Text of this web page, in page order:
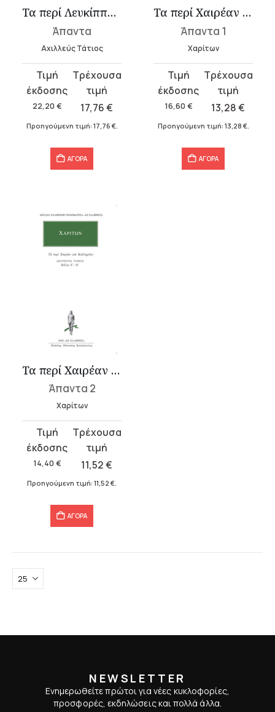
Τα περί Λευκίππην και Κλειτοφώντα
Άπαντα
Αχιλλεύς Τάτιος
22,20 €
Original
price
was:
22,20 €.
17,76€
τρέχουσα
τιμή
είναι:
Προηγούμενη τιμή: 17,76 €.
ΑΓΟΡΑ
Τα περί Χαιρέαν και Καλλιρόνην Α΄-Δ΄
Άπαντα 1
Χαρίτων
16,60 €
Original
price
was:
16,60 €.
13,28€
τρέχουσα
τιμή
είναι:
Προηγούμενη τιμή: 13,28 €.
ΑΓΟΡΑ
Τα περί Χαιρέαν και Καλλιρόνην Ε΄-Η΄
Άπαντα 2
Χαρίτων
14,40 €
Original
price
was:
14,40 €.
11,52€
τρέχουσα
τιμή
είναι:
Προηγούμενη τιμή: 11,52 €.
ΑΓΟΡΑ
NEWSLETTER
Ενημερωθείτε πρώτοι για νέες κυκλοφορίες,
προσφορές, εκδηλώσεις και πολλά άλλα.